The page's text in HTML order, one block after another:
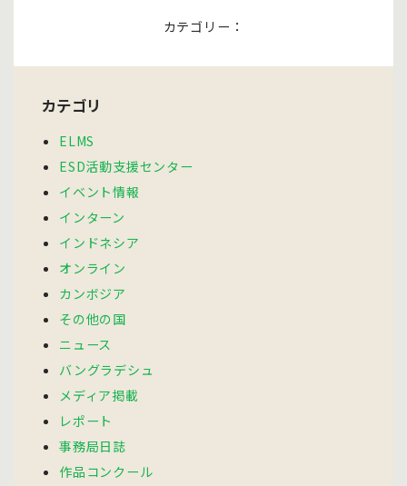
カテゴリー：
カテゴリ
ELMS
ESD活動支援センター
イベント情報
インターン
インドネシア
オンライン
カンボジア
その他の国
ニュース
バングラデシュ
メディア掲載
レポート
事務局日誌
作品コンクール